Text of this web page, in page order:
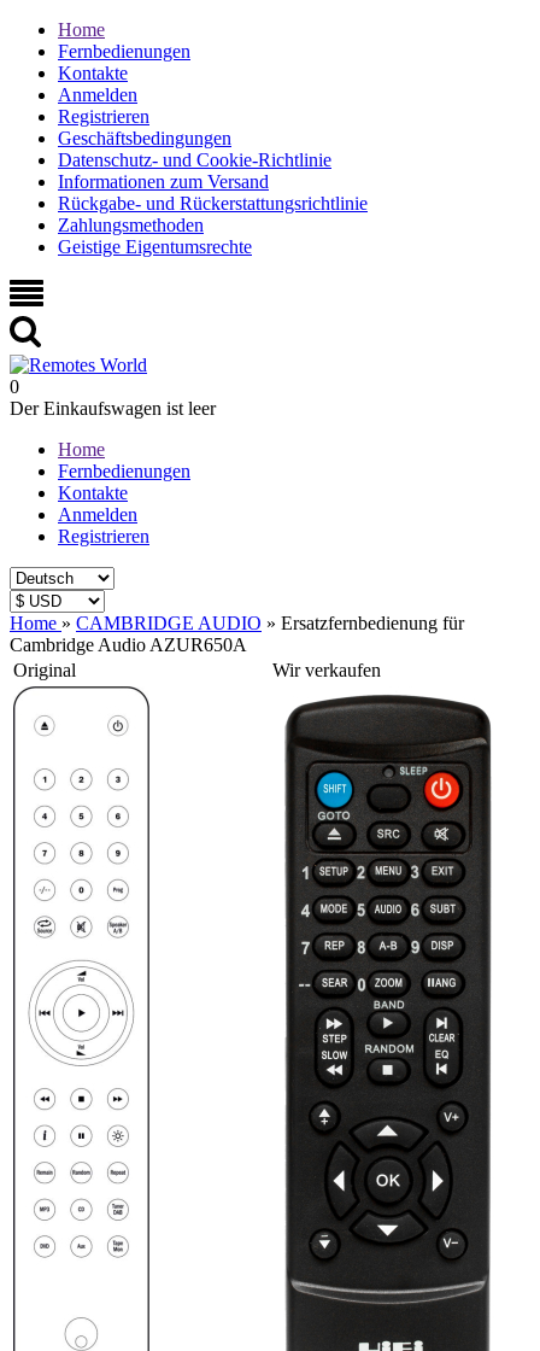
Home
Fernbedienungen
Kontakte
Anmelden
Registrieren
Geschäftsbedingungen
Datenschutz- und Cookie-Richtlinie
Informationen zum Versand
Rückgabe- und Rückerstattungsrichtlinie
Zahlungsmethoden
Geistige Eigentumsrechte
0
Der Einkaufswagen ist leer
Home
Fernbedienungen
Kontakte
Anmelden
Registrieren
Home » CAMBRIDGE AUDIO » Ersatzfernbedienung für
Cambridge Audio AZUR650A
Original
Wir verkaufen